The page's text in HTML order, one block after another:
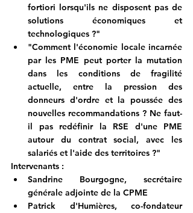
fortiori lorsqu'ils ne disposent pas de
solutions économiques et
technologiques ?"
"Comment l'économie locale incarnée
par les PME peut porter la mutation
dans les conditions de fragilité
actuelle, entre la pression des
donneurs d'ordre et la poussée des
nouvelles recommandations ? Ne faut-
il pas redéfinir la RSE d'une PME
autour du contrat social, avec les
salariés et l'aide des territoires ?"
Intervenants :
Sandrine Bourgogne, secrétaire
générale adjointe de la CPME
Patrick d'Humières, co-fondateur